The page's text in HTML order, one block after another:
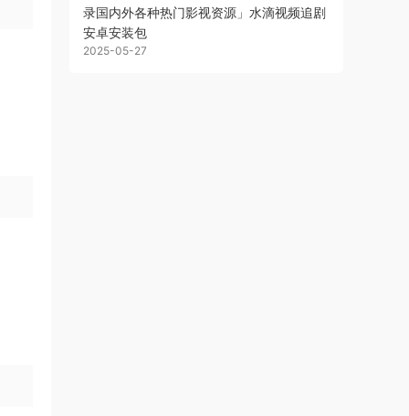
录国内外各种热门影视资源」水滴视频追剧
安卓安装包
2025-05-27